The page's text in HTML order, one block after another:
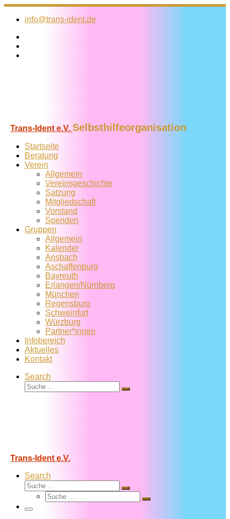
Zum
Inhalt
info@trans-ident.de
Trans-Ident e.V. Selbsthilfeorganisation
Startseite
Beratung
Verein
Allgemein
Vereins­geschichte
Satzung
Mitglied­schaft
Vorstand
Spenden
Gruppen
Allgemein
Kalender
Ansbach
Aschaffenburg
Bayreuth
Erlangen/Nürnberg
München
Regensburg
Schweinfurt
Würzburg
Partner*innen
Infobereich
Aktuelles
Kontakt
Search
Suche
Suche
Trans-Ident e.V.
Search
Suche
Suche
Suche
Suche
Menü